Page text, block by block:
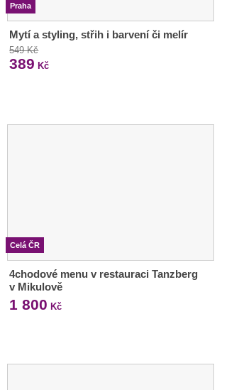
Praha
Mytí a styling, střih i barvení či melír
549 Kč
389 Kč
Celá ČR
4chodové menu v restauraci Tanzberg
v Mikulově
1 800 Kč